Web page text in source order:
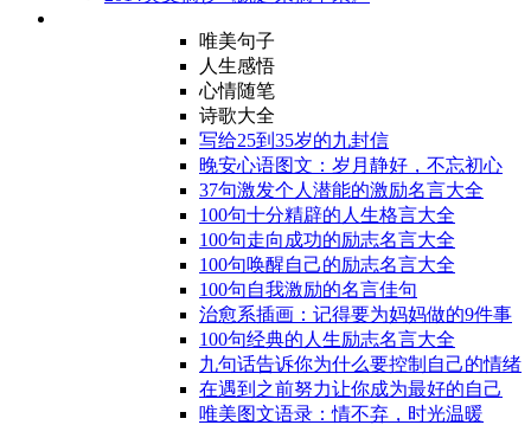
唯美句子
人生感悟
心情随笔
诗歌大全
写给25到35岁的九封信
晚安心语图文：岁月静好，不忘初心
37句激发个人潜能的激励名言大全
100句十分精辟的人生格言大全
100句走向成功的励志名言大全
100句唤醒自己的励志名言大全
100句自我激励的名言佳句
治愈系插画：记得要为妈妈做的9件事
100句经典的人生励志名言大全
九句话告诉你为什么要控制自己的情绪
在遇到之前努力让你成为最好的自己
唯美图文语录：情不弃，时光温暖